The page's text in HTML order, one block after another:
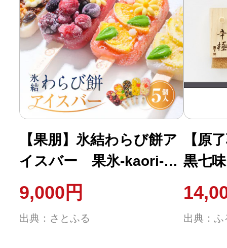
【果朋】氷結わらび餅ア
イスバー 果氷-kaori-
5種セット
9,000円
出典：さとふる
【原
黒七
セッ
出典：ふ